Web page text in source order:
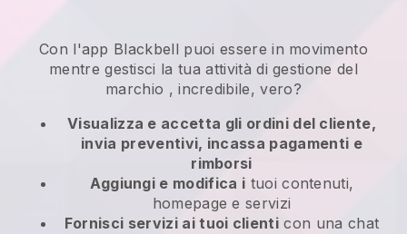
Con l'app Blackbell puoi essere in movimento
mentre gestisci la tua attività di gestione del
marchio , incredibile, vero?
Visualizza e accetta gli ordini del cliente,
invia preventivi, incassa pagamenti e
rimborsi
Aggiungi e modifica i tuoi contenuti,
homepage e servizi
Fornisci servizi ai tuoi clienti con una chat